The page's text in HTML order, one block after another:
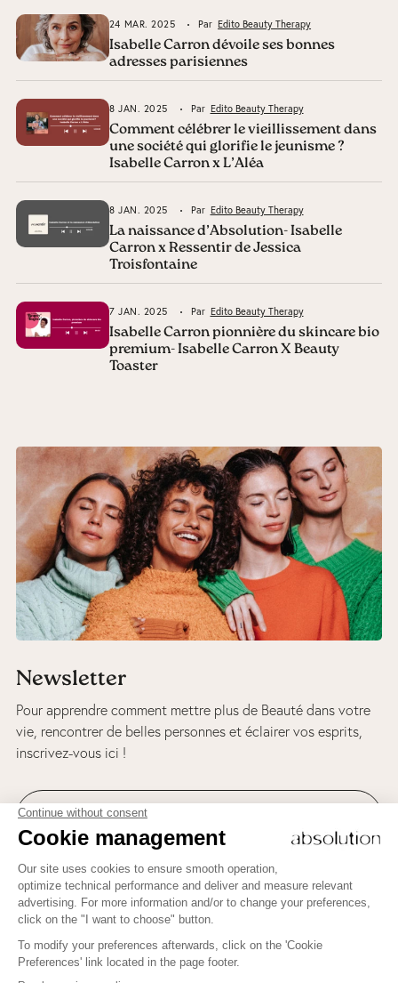
24 MAR. 2025 Par Edito Beauty Therapy
Isabelle Carron dévoile ses bonnes
adresses parisiennes
8 JAN. 2025 Par Edito Beauty Therapy
Comment célébrer le vieillissement dans
une société qui glorifie le jeunisme ?
Isabelle Carron x L’Aléa
8 JAN. 2025 Par Edito Beauty Therapy
La naissance d’Absolution- Isabelle
Carron x Ressentir de Jessica
Troisfontaine
7 JAN. 2025 Par Edito Beauty Therapy
Isabelle Carron pionnière du skincare bio
premium- Isabelle Carron X Beauty
Toaster
Newsletter
Pour apprendre comment mettre plus de Beauté dans votre
vie, rencontrer de belles personnes et éclairer vos esprits,
inscrivez-vous ici !
Suivez-nous sur Instagram
Pour apprendre comment mettre plus de Beauté dans votre
inscrivez-vous ici !